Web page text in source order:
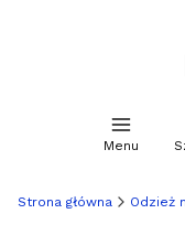
Menu
Strona główna Odzież